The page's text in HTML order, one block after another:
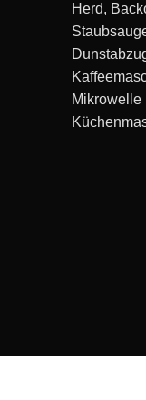
Herd,
Mikrowelle